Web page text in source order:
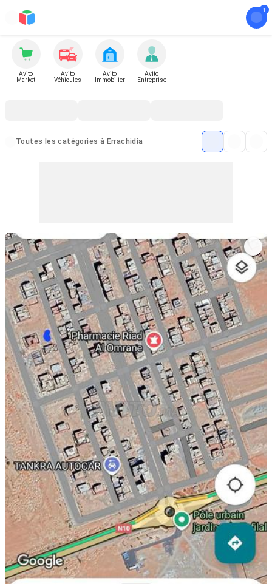
Avito
Market
Avito
Véhicules
Avito
Immobilier
Avito
Entreprise
Toutes les catégories à Errachidia